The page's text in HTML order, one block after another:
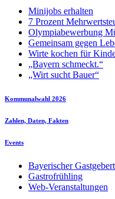
Minijobs erhalten
7 Prozent
Olympiabewerbung
Gemeinsam gegen
Wirte kochen für
„Bayern schmeckt.“
„Wirt sucht Bauer“
Kommunalwahl 2026
Zahlen, Daten, Fakten
Events
Bayerischer
Gastrofrühling
Web-Veranstaltungen